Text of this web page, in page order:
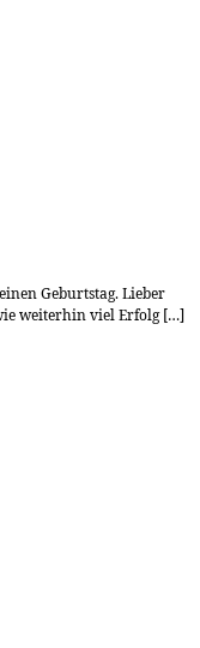
Geburtstag. Lieber
weiterhin viel Erfolg […]